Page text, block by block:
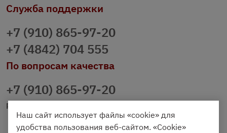
Служба поддержки
+7 (910) 865-97-20
+7 (4842) 704 555
По вопросам качества
+7 (910) 865-97-20
prazdnichniy40@palmi.ru
Наш сайт использует файлы «cookie» для
удобства пользования веб-сайтом. «Cookie»